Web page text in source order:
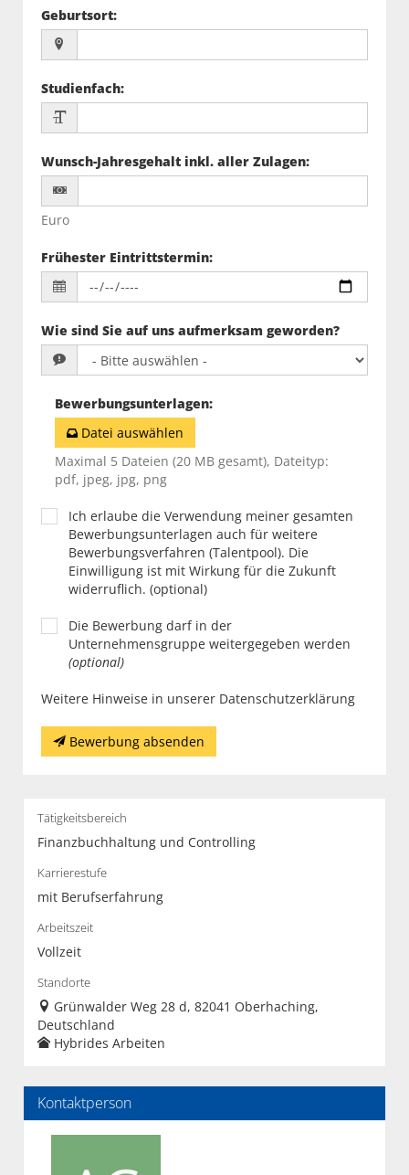
Geburtsort:
Studienfach:
Wunsch-Jahresgehalt inkl. aller Zulagen:
Euro
Frühester Eintrittstermin:
Wie sind Sie auf uns aufmerksam geworden?
Bewerbungsunterlagen:
Datei auswählen
Maximal 5 Dateien (20 MB gesamt), Dateityp:
pdf, jpeg, jpg, png
Ich erlaube die Verwendung meiner gesamten
Bewerbungsunterlagen auch für weitere
Bewerbungsverfahren (Talentpool). Die
Einwilligung ist mit Wirkung für die Zukunft
widerruflich. (optional)
Die Bewerbung darf in der
Unternehmensgruppe weitergegeben werden
(optional)
Weitere Hinweise in unserer Datenschutzerklärung
Bewerbung absenden
Tätigkeitsbereich
Finanzbuchhaltung und Controlling
Karrierestufe
mit Berufserfahrung
Arbeitszeit
Vollzeit
Standorte
Grünwalder Weg 28 d, 82041 Oberhaching,
Deutschland
Hybrides Arbeiten
Kontaktperson